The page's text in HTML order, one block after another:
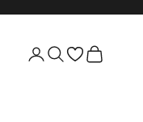
LoginPesquisarCarrinho